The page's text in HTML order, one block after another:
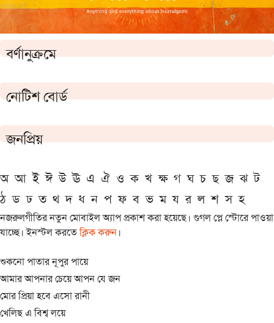
বর্ণানুক্রমে
নোটিশ বোর্ড
জনপ্রিয়
অ আ ই ঈ উ ঊ এ ঐ ও ক খ ক্ষ গ ঘ চ ছ জ ঝ ট
ঠ ড ঢ ত থ দ ধ ন প ফ ব ভ ম য র ল শ স হ
নজরুলগীতির নতুন মোবাইল অ্যাপ প্রকাশ করা হয়েছে। গুগল প্লে স্টোরে পাওয়া
যাচ্ছে। ইনস্টল করতেক্লিক করুন।
শুকনো পাতার নূপুর পায়ে
আমার আপনার চেয়ে আপন যে জন
মোর প্রিয়া হবে এসো রানী
খেলিছ এ বিশ্ব লয়ে